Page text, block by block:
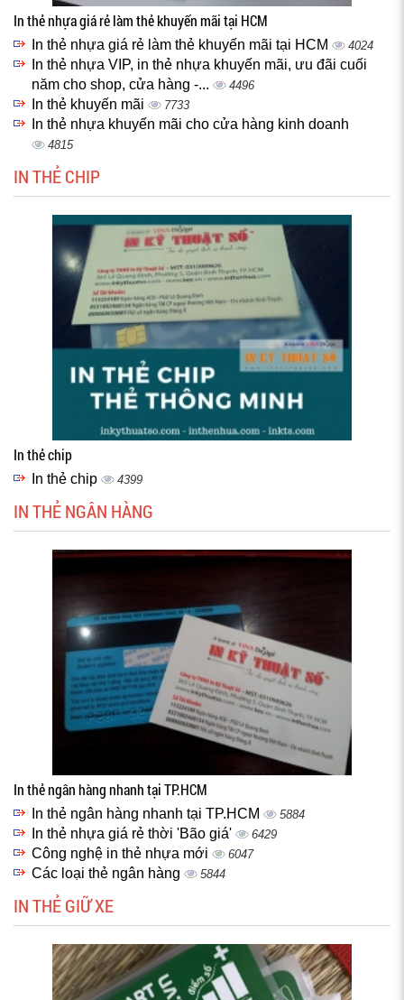
In thẻ nhựa giá rẻ làm thẻ khuyến mãi tại HCM
In thẻ nhựa giá rẻ làm thẻ khuyến mãi tại HCM 4024
In thẻ nhựa VIP, in thẻ nhựa khuyến mãi, ưu đãi cuối
năm cho shop, cửa hàng -...
4496
In thẻ khuyến mãi 7733
In thẻ nhựa khuyến mãi cho cửa hàng kinh doanh
4815
IN THẺ CHIP
In thẻ chip
In thẻ chip 4399
IN THẺ NGÂN HÀNG
In thẻ ngân hàng nhanh tại TP.HCM
In thẻ ngân hàng nhanh tại TP.HCM 5884
In thẻ nhựa giá rẻ thời 'Bão giá' 6429
Công nghệ in thẻ nhựa mới 6047
Các loại thẻ ngân hàng 5844
IN THẺ GIỮ XE